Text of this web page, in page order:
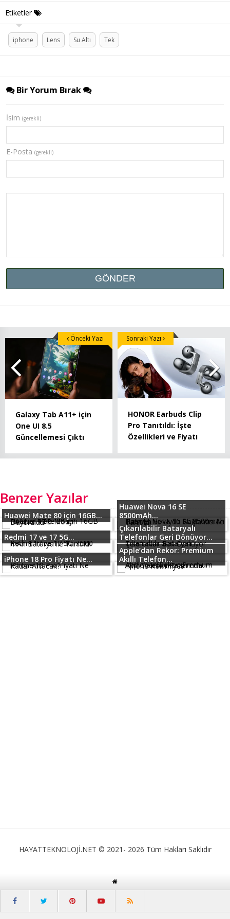
Etiketler
iphone Lens Su Altı Tek
Bir Yorum Bırak
İsim (gerekli)
E-Posta (gerekli)
Galaxy Tab A11+ için
One UI 8.5
Güncellemesi Çıktı
Önceki Yazı
HONOR Earbuds Clip
Pro Tanıtıldı: İşte
Özellikleri ve Fiyatı
Sonraki Yazı
Benzer Yazılar
Huawei Mate 80 için 16GB...
Huawei Nova 16 SE
8500mAh...
Redmi 17 ve 17 5G...
Çıkarılabilir Bataryalı
Telefonlar Geri Dönüyor...
iPhone 18 Pro Fiyatı Ne...
Apple’dan Rekor: Premium
Akıllı Telefon...
HAYATTEKNOLOJİ.NET © 2021- 2026 Tüm Hakları Saklıdır